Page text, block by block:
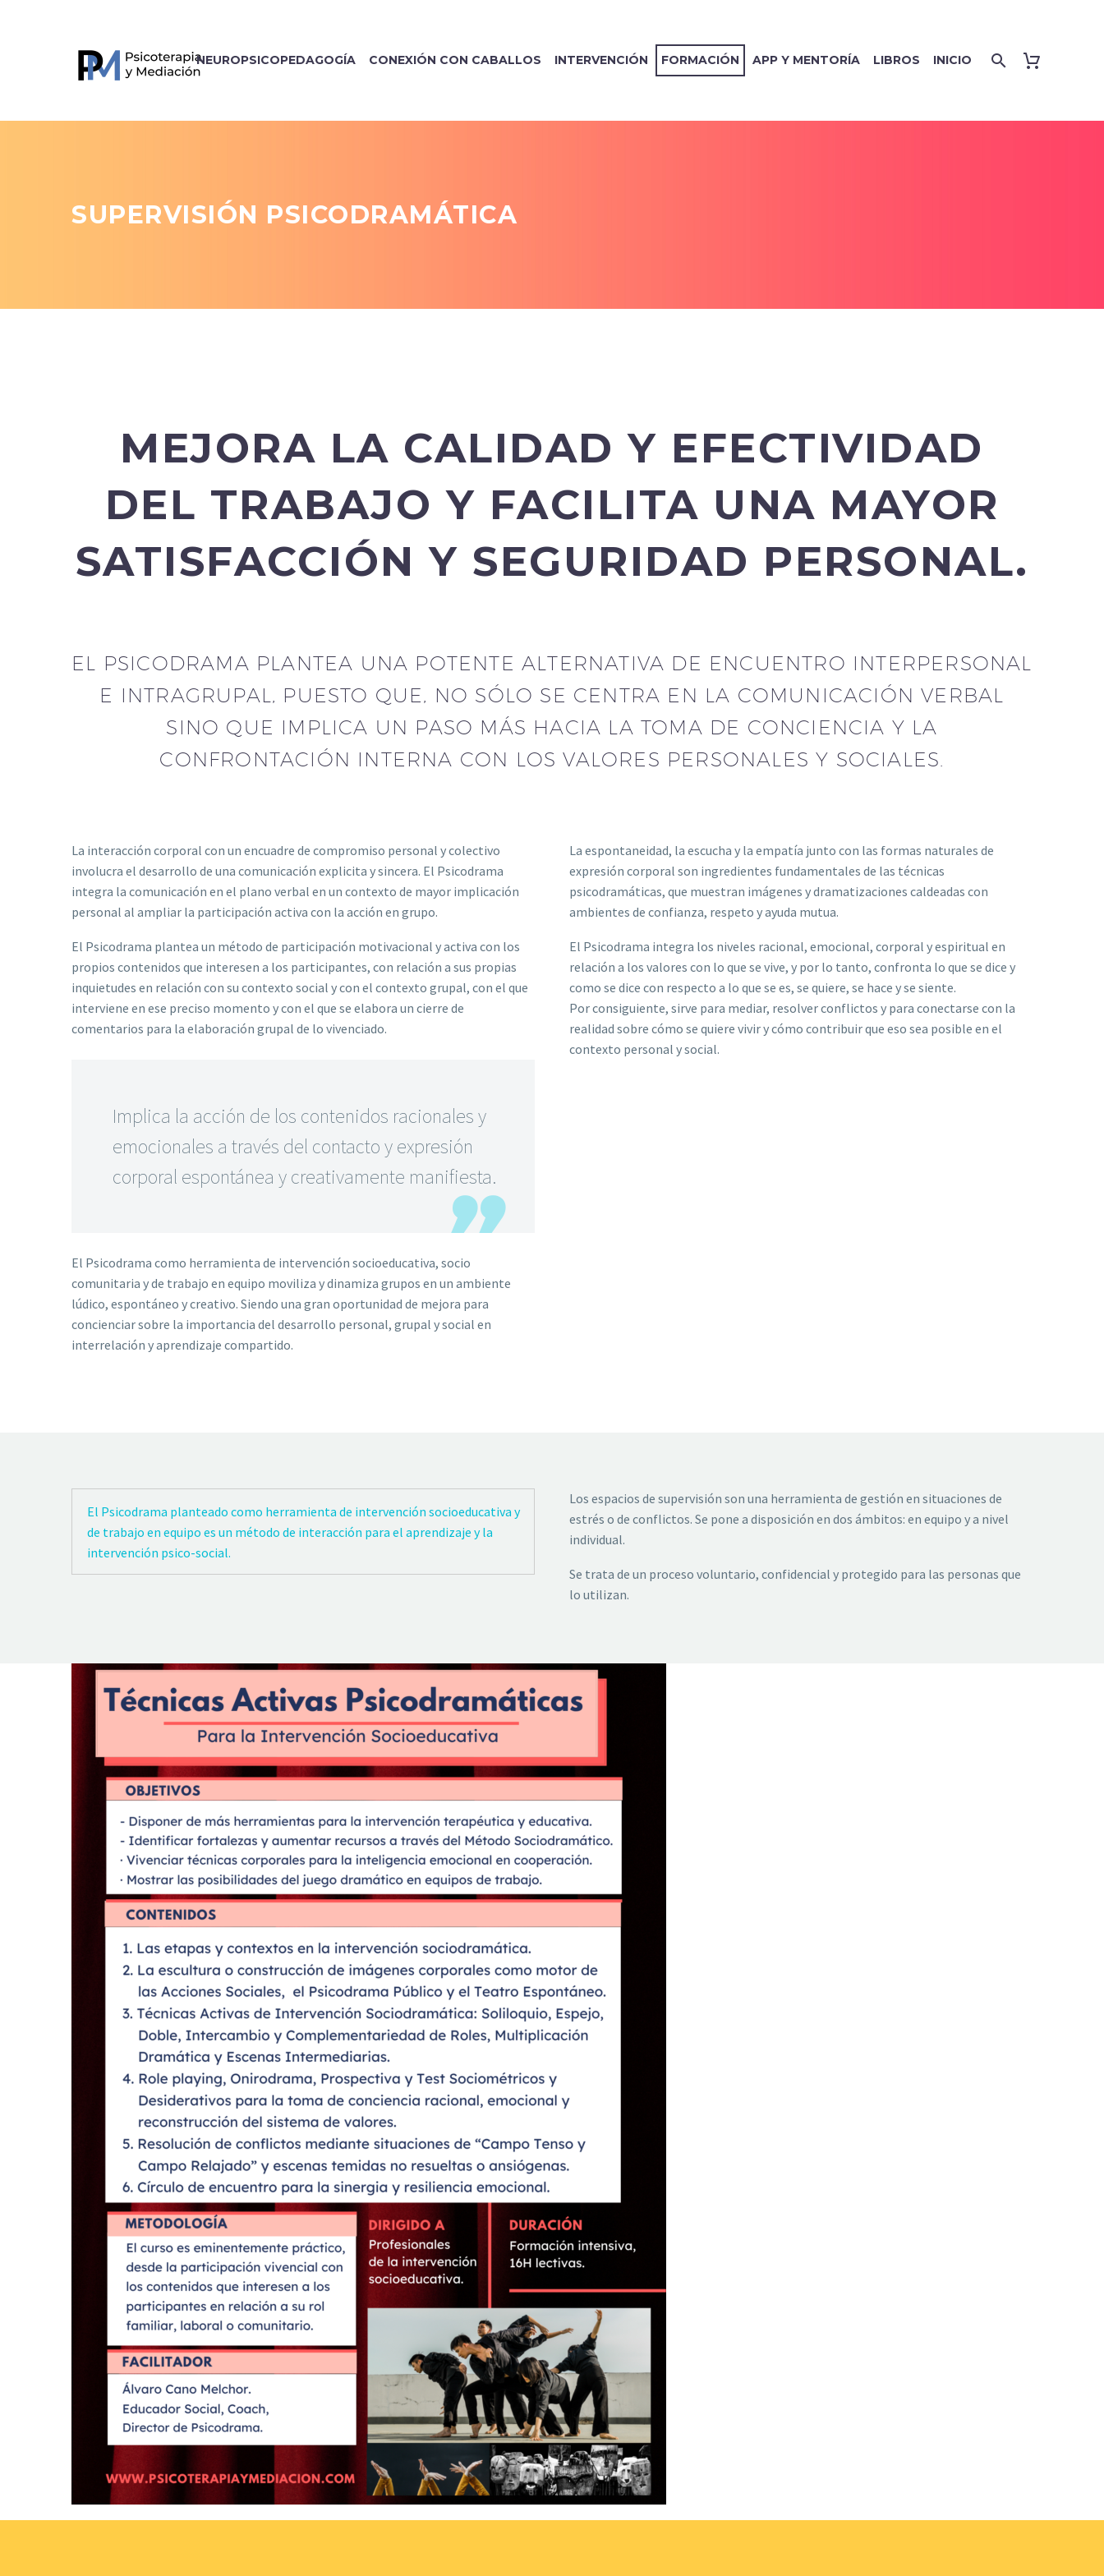
NEUROPSICOPEDAGOGÍA CONEXIÓN CON CABALLOS INTERVENCIÓN FORMACIÓN APP Y MENTORÍA LIBROS INICIO
SUPERVISIÓN PSICODRAMÁTICA
MEJORA LA CALIDAD Y EFECTIVIDAD
DEL TRABAJO Y FACILITA UNA MAYOR
SATISFACCIÓN Y SEGURIDAD PERSONAL.
EL PSICODRAMA PLANTEA UNA POTENTE ALTERNATIVA DE ENCUENTRO INTERPERSONAL
E INTRAGRUPAL, PUESTO QUE, NO SÓLO SE CENTRA EN LA COMUNICACIÓN VERBAL
SINO QUE IMPLICA UN PASO MÁS HACIA LA TOMA DE CONCIENCIA Y LA
CONFRONTACIÓN INTERNA CON LOS VALORES PERSONALES Y SOCIALES.
La interacción corporal con un encuadre de compromiso personal y colectivo
involucra el desarrollo de una comunicación explicita y sincera. El Psicodrama
integra la comunicación en el plano verbal en un contexto de mayor implicación
personal al ampliar la participación activa con la acción en grupo.
El Psicodrama plantea un método de participación motivacional y activa con los
propios contenidos que interesen a los participantes, con relación a sus propias
inquietudes en relación con su contexto social y con el contexto grupal, con el que
interviene en ese preciso momento y con el que se elabora un cierre de
comentarios para la elaboración grupal de lo vivenciado.
Implica la acción de los contenidos racionales y
emocionales a través del contacto y expresión
corporal espontánea y creativamente manifiesta.
El Psicodrama como herramienta de intervención socioeducativa, socio
comunitaria y de trabajo en equipo moviliza y dinamiza grupos en un ambiente
lúdico, espontáneo y creativo. Siendo una gran oportunidad de mejora para
concienciar sobre la importancia del desarrollo personal, grupal y social en
interrelación y aprendizaje compartido.
La espontaneidad, la escucha y la empatía junto con las formas naturales de
expresión corporal son ingredientes fundamentales de las técnicas
psicodramáticas, que muestran imágenes y dramatizaciones caldeadas con
ambientes de confianza, respeto y ayuda mutua.
El Psicodrama integra los niveles racional, emocional, corporal y espiritual en
relación a los valores con lo que se vive, y por lo tanto, confronta lo que se dice y
como se dice con respecto a lo que se es, se quiere, se hace y se siente.
Por consiguiente, sirve para mediar, resolver conflictos y para conectarse con la
realidad sobre cómo se quiere vivir y cómo contribuir que eso sea posible en el
contexto personal y social.
El Psicodrama planteado como herramienta de intervención socioeducativa y
de trabajo en equipo es un método de interacción para el aprendizaje y la
intervención psico-social.
Los espacios de supervisión son una herramienta de gestión en situaciones de
estrés o de conflictos. Se pone a disposición en dos ámbitos: en equipo y a nivel
individual.
Se trata de un proceso voluntario, confidencial y protegido para las personas que
lo utilizan.